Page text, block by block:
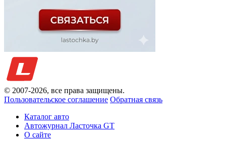
© 2007-2026, все права защищены.
Пользовательское соглашение Обратная связь
Каталог авто
Автожурнал Ласточка GT
О сайте